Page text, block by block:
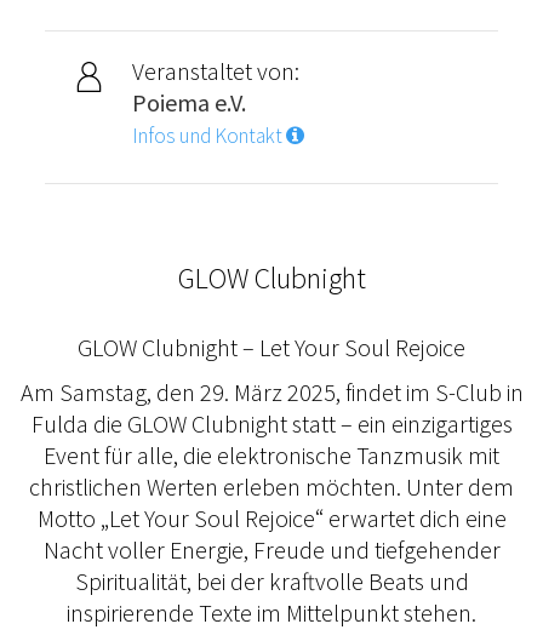
Veranstaltet von:
Poiema e.V.
Infos und Kontakt
GLOW Clubnight
GLOW Clubnight – Let Your Soul Rejoice
Am Samstag, den 29. März 2025, findet im S-Club in
Fulda die GLOW Clubnight statt – ein einzigartiges
Event für alle, die elektronische Tanzmusik mit
christlichen Werten erleben möchten. Unter dem
Motto „Let Your Soul Rejoice“ erwartet dich eine
Nacht voller Energie, Freude und tiefgehender
Spiritualität, bei der kraftvolle Beats und
inspirierende Texte im Mittelpunkt stehen.